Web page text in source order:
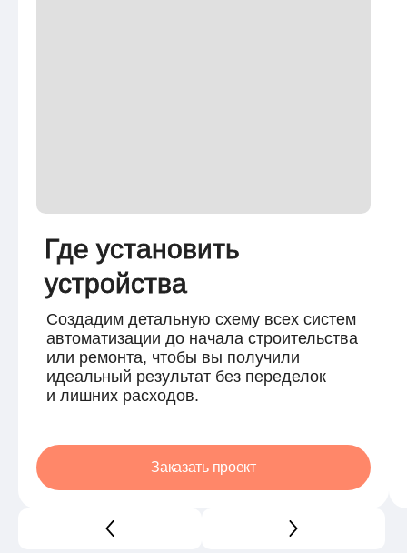
Где установить
устройства
Создадим детальную схему всех систем
автоматизации до начала строительства
или ремонта, чтобы вы получили
идеальный результат без переделок
и лишних расходов.
Заказать проект